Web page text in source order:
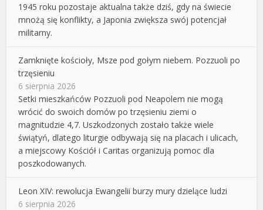
1945 roku pozostaje aktualna także dziś, gdy na świecie
mnożą się konflikty, a Japonia zwiększa swój potencjał
militarny.
Zamknięte kościoły, Msze pod gołym niebem. Pozzuoli po
trzęsieniu
6 sierpnia 2026
Setki mieszkańców Pozzuoli pod Neapolem nie mogą
wrócić do swoich domów po trzęsieniu ziemi o
magnitudzie 4,7. Uszkodzonych zostało także wiele
świątyń, dlatego liturgie odbywają się na placach i ulicach,
a miejscowy Kościół i Caritas organizują pomoc dla
poszkodowanych.
Leon XIV: rewolucja Ewangelii burzy mury dzielące ludzi
6 sierpnia 2026